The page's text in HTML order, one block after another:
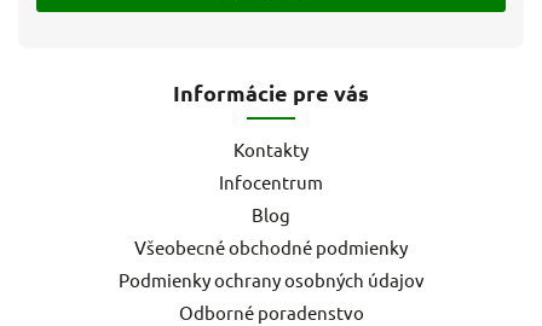
Informácie pre vás
Kontakty
Infocentrum
Blog
Všeobecné obchodné podmienky
Podmienky ochrany osobných údajov
Odborné poradenstvo